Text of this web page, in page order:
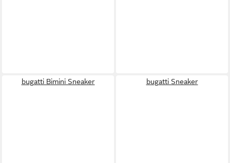
bugatti Bimini Sneaker bugatti Sneaker